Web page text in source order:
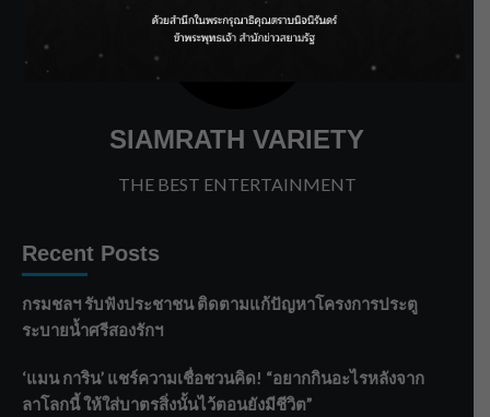
SIAMRATH VARIETY
THE BEST ENTERTAINMENT
Recent Posts
กรมชลฯ รับฟังประชาชน ติดตามแก้ปัญหาโครงการประตู
ระบายน้ำศรีสองรักฯ
‘แมน การิน’ แชร์ความเชื่อชวนคิด! “อยากกินอะไรหลังจาก
ลาโลกนี้ ให้ใส่บาตรสิ่งนั้นไว้ตอนยังมีชีวิต”